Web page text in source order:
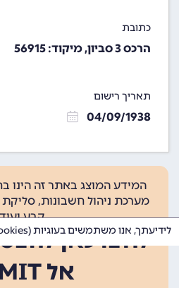
כתובת
הרכס 3 סביון, מיקוד: 56915
תאריך רישום
04/09/1938
המידע המוצג באתר זה הינו
מערכת ניהול חשבונות,
קבע
לחצו כאן
אל SUMIT
לידיעתך, אנו משתמשים בעוגיות (cookies) באתר זה.